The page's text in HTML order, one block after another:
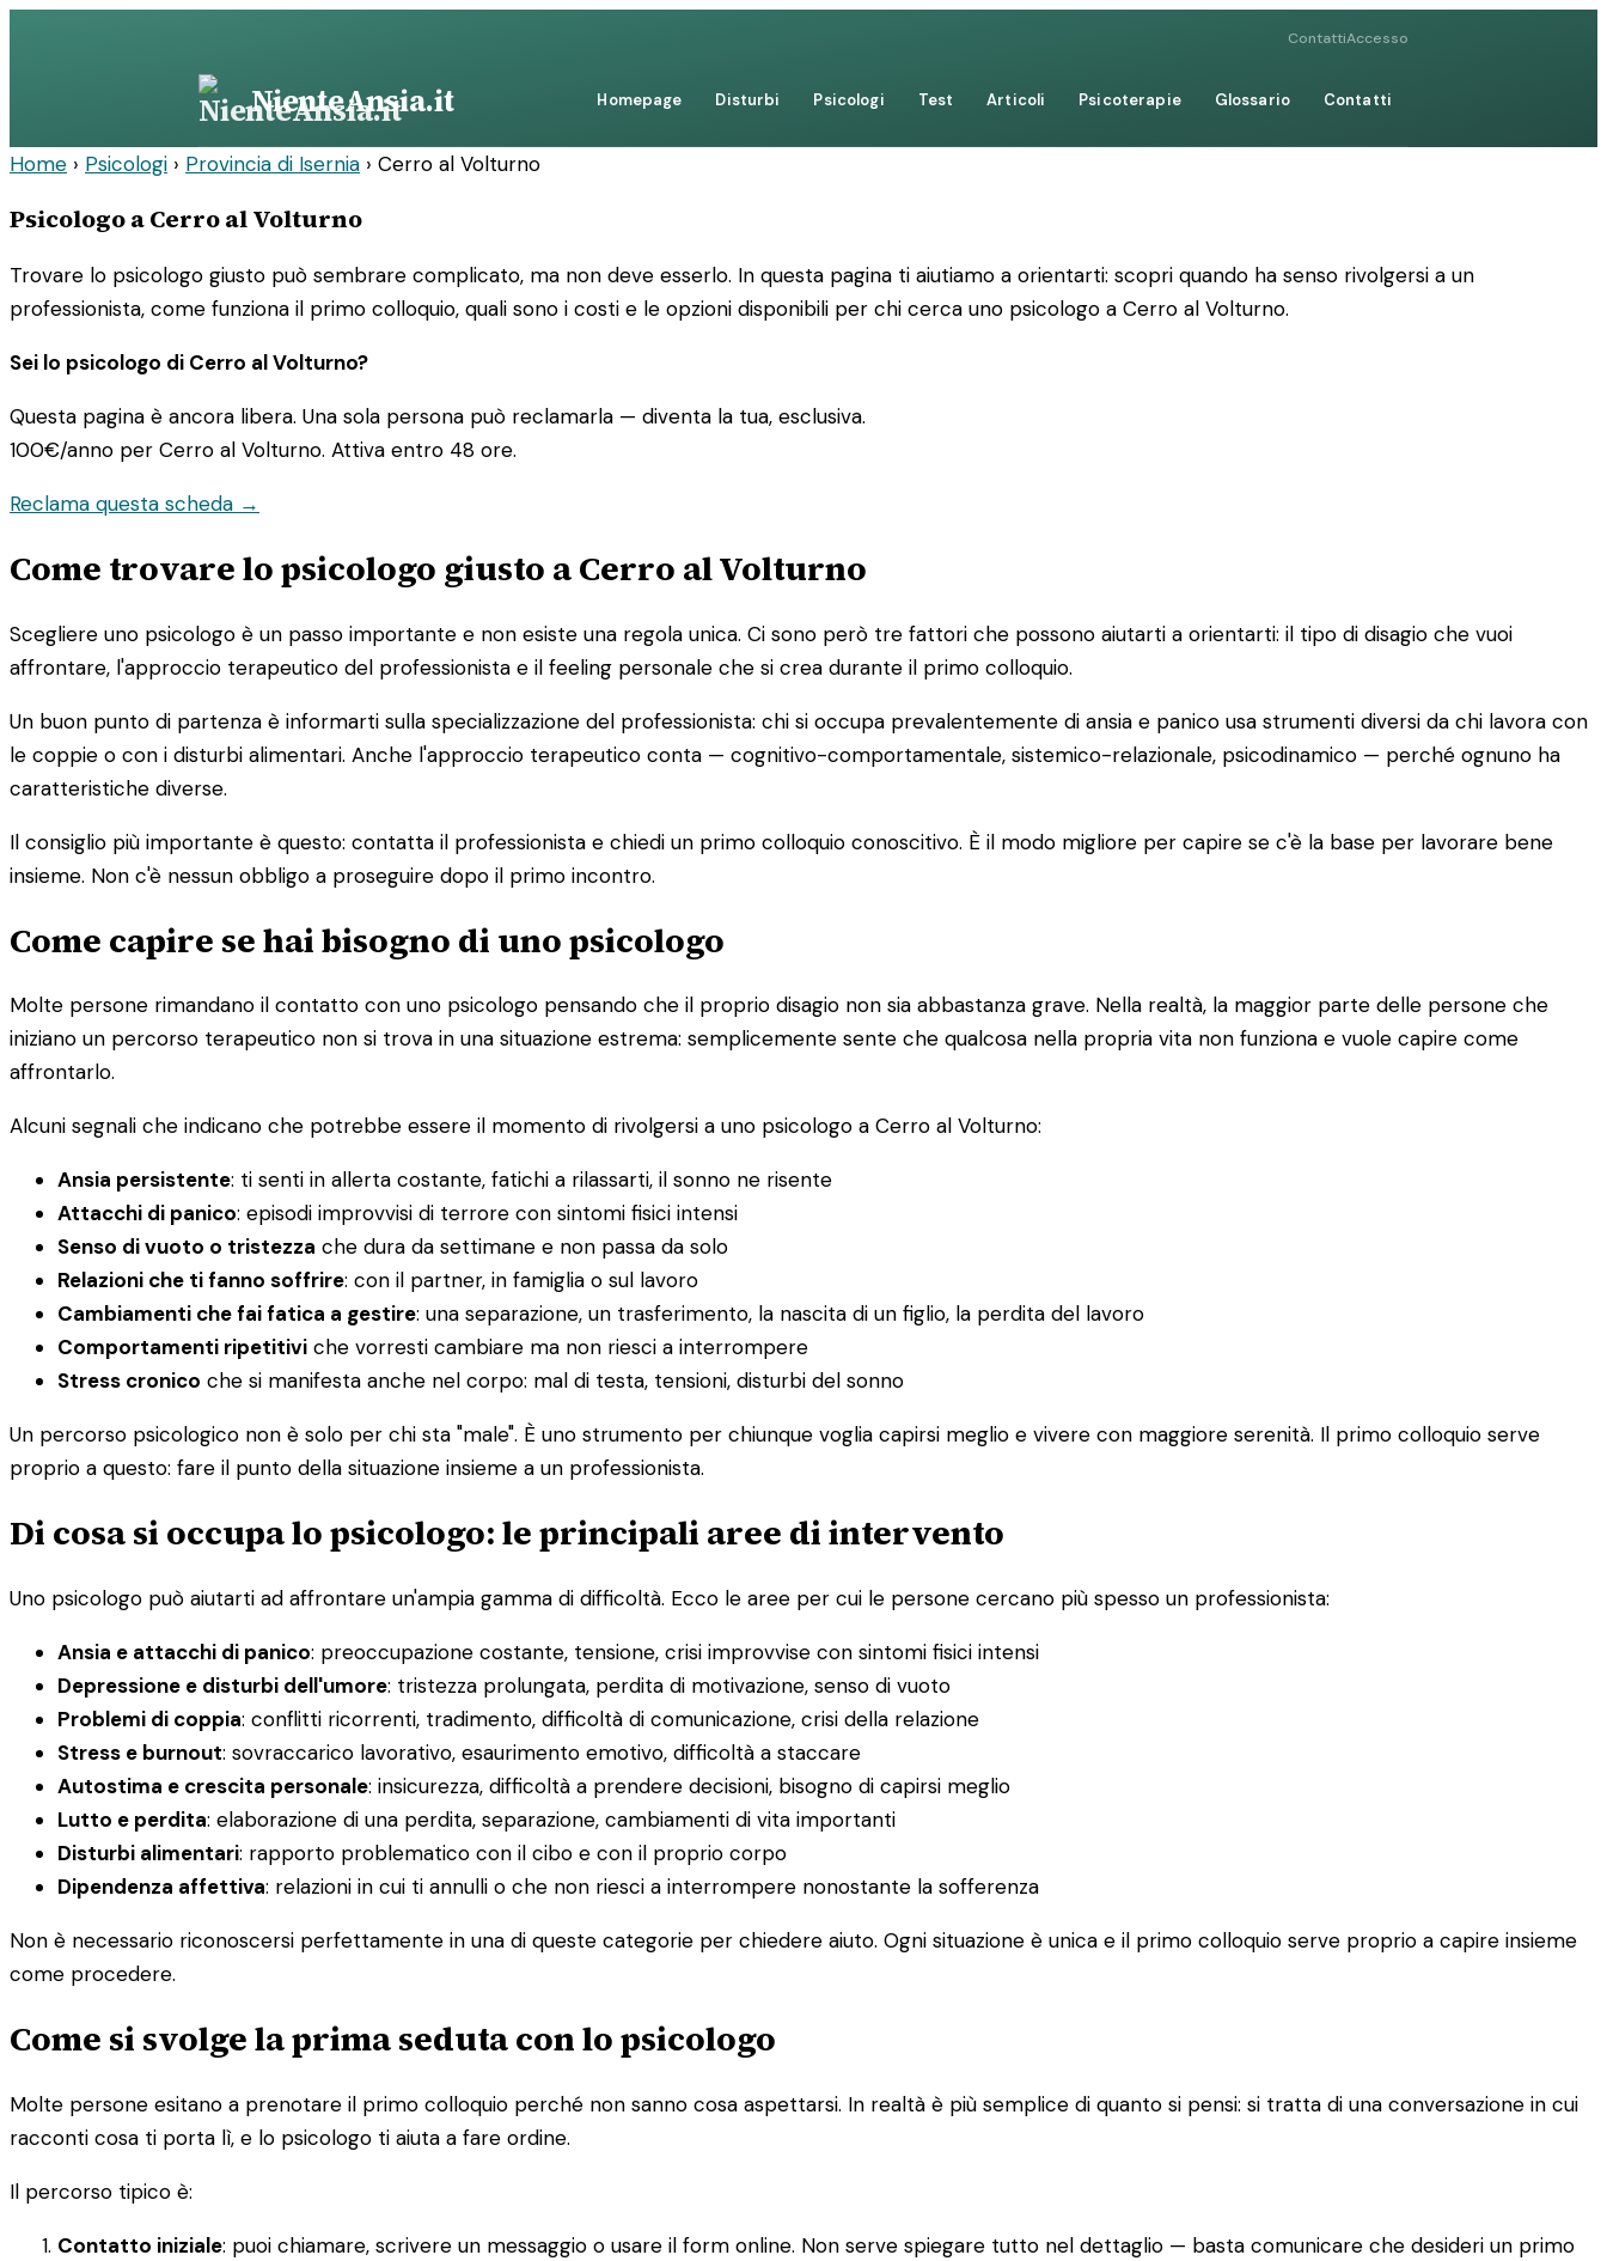
ContattiAccesso
NienteAnsia.it Homepage Disturbi Psicologi Test Articoli Psicoterapie Glossario Contatti
Home › Psicologi › Provincia di Isernia › Cerro al Volturno
Psicologo a Cerro al Volturno
Trovare lo psicologo giusto può sembrare complicato, ma non deve esserlo. In questa pagina ti aiutiamo a orientarti: scopri quando ha senso rivolgersi a un
professionista, come funziona il primo colloquio, quali sono i costi e le opzioni disponibili per chi cerca uno psicologo a Cerro al Volturno.
Sei lo psicologo di Cerro al Volturno?
Questa pagina è ancora libera. Una sola persona può reclamarla — diventa la tua, esclusiva.
100€/anno per Cerro al Volturno. Attiva entro 48 ore.
Reclama questa scheda →
Come trovare lo psicologo giusto a Cerro al Volturno
Scegliere uno psicologo è un passo importante e non esiste una regola unica. Ci sono però tre fattori che possono aiutarti a orientarti: il tipo di disagio che vuoi
affrontare, l'approccio terapeutico del professionista e il feeling personale che si crea durante il primo colloquio.
Un buon punto di partenza è informarti sulla specializzazione del professionista: chi si occupa prevalentemente di ansia e panico usa strumenti diversi da chi lavora con
le coppie o con i disturbi alimentari. Anche l'approccio terapeutico conta — cognitivo-comportamentale, sistemico-relazionale, psicodinamico — perché ognuno ha
caratteristiche diverse.
Il consiglio più importante è questo: contatta il professionista e chiedi un primo colloquio conoscitivo. È il modo migliore per capire se c'è la base per lavorare bene
insieme. Non c'è nessun obbligo a proseguire dopo il primo incontro.
Come capire se hai bisogno di uno psicologo
Molte persone rimandano il contatto con uno psicologo pensando che il proprio disagio non sia abbastanza grave. Nella realtà, la maggior parte delle persone che
iniziano un percorso terapeutico non si trova in una situazione estrema: semplicemente sente che qualcosa nella propria vita non funziona e vuole capire come
affrontarlo.
Alcuni segnali che indicano che potrebbe essere il momento di rivolgersi a uno psicologo a Cerro al Volturno:
Ansia persistente: ti senti in allerta costante, fatichi a rilassarti, il sonno ne risente
Attacchi di panico: episodi improvvisi di terrore con sintomi fisici intensi
Senso di vuoto o tristezza che dura da settimane e non passa da solo
Relazioni che ti fanno soffrire: con il partner, in famiglia o sul lavoro
Cambiamenti che fai fatica a gestire: una separazione, un trasferimento, la nascita di un figlio, la perdita del lavoro
Comportamenti ripetitivi che vorresti cambiare ma non riesci a interrompere
Stress cronico che si manifesta anche nel corpo: mal di testa, tensioni, disturbi del sonno
Un percorso psicologico non è solo per chi sta "male". È uno strumento per chiunque voglia capirsi meglio e vivere con maggiore serenità. Il primo colloquio serve
proprio a questo: fare il punto della situazione insieme a un professionista.
Di cosa si occupa lo psicologo: le principali aree di intervento
Uno psicologo può aiutarti ad affrontare un'ampia gamma di difficoltà. Ecco le aree per cui le persone cercano più spesso un professionista:
Ansia e attacchi di panico: preoccupazione costante, tensione, crisi improvvise con sintomi fisici intensi
Depressione e disturbi dell'umore: tristezza prolungata, perdita di motivazione, senso di vuoto
Problemi di coppia: conflitti ricorrenti, tradimento, difficoltà di comunicazione, crisi della relazione
Stress e burnout: sovraccarico lavorativo, esaurimento emotivo, difficoltà a staccare
Autostima e crescita personale: insicurezza, difficoltà a prendere decisioni, bisogno di capirsi meglio
Lutto e perdita: elaborazione di una perdita, separazione, cambiamenti di vita importanti
Disturbi alimentari: rapporto problematico con il cibo e con il proprio corpo
Dipendenza affettiva: relazioni in cui ti annulli o che non riesci a interrompere nonostante la sofferenza
Non è necessario riconoscersi perfettamente in una di queste categorie per chiedere aiuto. Ogni situazione è unica e il primo colloquio serve proprio a capire insieme
come procedere.
Come si svolge la prima seduta con lo psicologo
Molte persone esitano a prenotare il primo colloquio perché non sanno cosa aspettarsi. In realtà è più semplice di quanto si pensi: si tratta di una conversazione in cui
racconti cosa ti porta lì, e lo psicologo ti aiuta a fare ordine.
Il percorso tipico è:
Contatto iniziale: puoi chiamare, scrivere un messaggio o usare il form online. Non serve spiegare tutto nel dettaglio — basta comunicare che desideri un primo